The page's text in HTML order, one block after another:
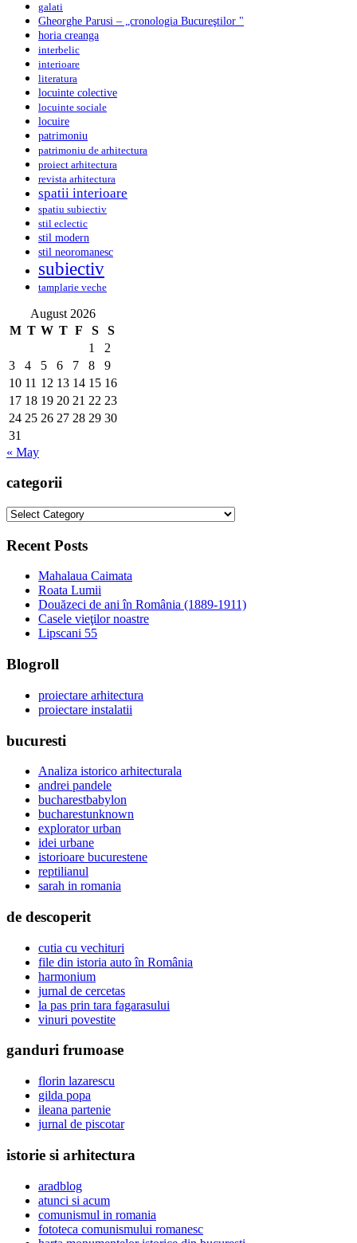
galati
Gheorghe Parusi – „cronologia Bucureştilor "
horia creanga
interbelic
interioare
literatura
locuinte colective
locuinte sociale
locuire
patrimoniu
patrimoniu de arhitectura
proiect arhitectura
revista arhitectura
spatii interioare
spatiu subiectiv
stil eclectic
stil modern
stil neoromanesc
subiectiv
tamplarie veche
August 2026
M T W T F S
S
1
2
3
4 5 6 7 8
9
10 11 12 13 14 15 16
17 18 19 20 21 22 23
24 25 26 27 28 29 30
31
« May
categorii
categorii
Recent Posts
Mahalaua Caimata
Roata Lumii
Douăzeci de ani în România (1889-1911)
Casele vieţilor noastre
Lipscani 55
Blogroll
proiectare arhitectura
proiectare instalatii
bucuresti
Analiza istorico arhitecturala
andrei pandele
bucharestbabylon
bucharestunknown
explorator urban
idei urbane
istorioare bucurestene
reptilianul
sarah in romania
de descoperit
cutia cu vechituri
file din istoria auto în România
harmonium
jurnal de cercetas
la pas prin tara fagarasului
vinuri povestite
ganduri frumoase
florin lazarescu
gilda popa
ileana partenie
jurnal de piscotar
istorie si arhitectura
aradblog
atunci si acum
comunismul in romania
fototeca comunismului romanesc